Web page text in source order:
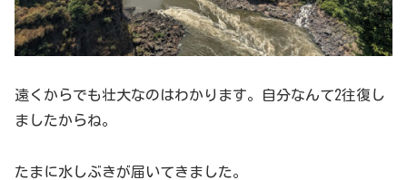
遠くからでも壮大なのはわかります。自分なんて2往復し
ましたからね。
たまに水しぶきが届いてきました。